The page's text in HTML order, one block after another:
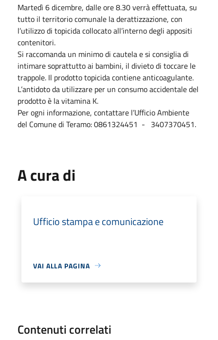
Martedì 6 dicembre, dalle ore 8.30 verrà effettuata, su
tutto il territorio comunale la derattizzazione, con
l’utilizzo di topicida collocato all’interno degli appositi
contenitori.
Si raccomanda un minimo di cautela e si consiglia di
intimare soprattutto ai bambini, il divieto di toccare le
trappole. Il prodotto topicida contiene anticoagulante.
L’antidoto da utilizzare per un consumo accidentale del
prodotto è la vitamina K.
Per ogni informazione, contattare l’Ufficio Ambiente
del Comune di Teramo: 0861324451 - 3407370451.
A cura di
Ufficio stampa e comunicazione
VAI ALLA PAGINA
Contenuti correlati